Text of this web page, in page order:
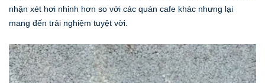
nhận xét hơi nhỉnh hơn so với các quán cafe khác nhưng lại
mang đến trải nghiệm tuyệt vời.